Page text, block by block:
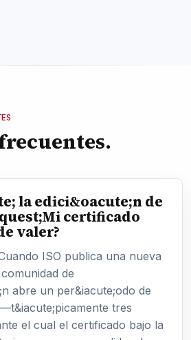
la edici&oacute;n de
certificado
valer?
ISO publica una nueva
de
abre un per&iacute;odo de
tres
el cual el certificado bajo la